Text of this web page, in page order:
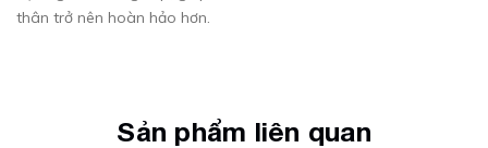
thân trở nên hoàn hảo hơn.
Sản phẩm liên quan